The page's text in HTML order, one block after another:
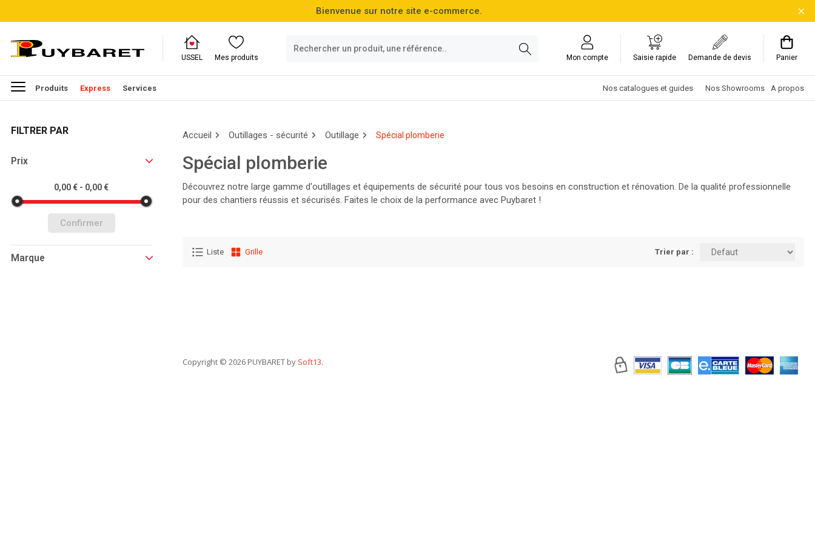
Bienvenue sur notre site e-commerce.
USSEL Mes produits Mon compte Saisie rapide Demande de devis Panier
Produits Express Services Nos catalogues et guides Nos Showrooms A propos
FILTRER PAR
Prix
0,00 € - 0,00 €
Confirmer
Marque
Accueil Outillages - sécurité Outillage Spécial plomberie
Spécial plomberie
Découvrez notre large gamme d'outillages et équipements de sécurité pour tous vos besoins en construction et rénovation. De la qualité professionnelle
pour des chantiers réussis et sécurisés. Faites le choix de la performance avec Puybaret !
Liste Grille Trier par :
Copyright© 2026 PUYBARET by Soft13.